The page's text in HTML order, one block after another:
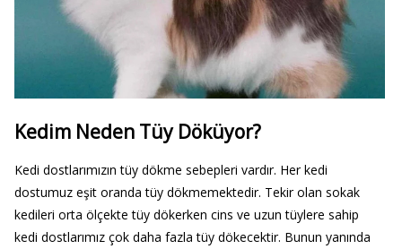
Kedim Neden Tüy Döküyor?
Kedi dostlarımızın tüy dökme sebepleri vardır. Her kedi
dostumuz eşit oranda tüy dökmemektedir. Tekir olan sokak
kedileri orta ölçekte tüy dökerken cins ve uzun tüylere sahip
kedi dostlarımız çok daha fazla tüy dökecektir. Bunun yanında